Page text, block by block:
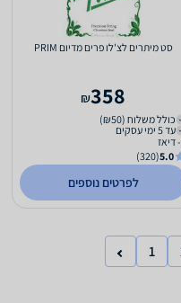
סט מיתרים לצ'לו פרים מדיום PRIM
358
₪
כולל משלוח (₪50)
עד 5 ימי עסקים
דיאז
5.0
(320)
לפרטים נוספים
1